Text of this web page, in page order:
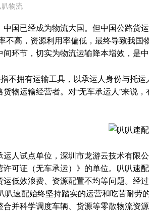
物流
已经成为物流大国。但中国公路货运
不高，资源利用率偏低，最终导致我
环节，切实为物流运输降本增效，是
拥有运输工具，以承运人身份与托
物运输经营者。对“无车承运人”来说
试点单位，深圳市龙游云技术有限公
可证（无车承运）》的单位。叭叭速
低效浪费、资源配置不均等问题。经
叭速配始终坚持踏实的运营和吃苦耐
合并科学调度车辆、货源等零散物流资